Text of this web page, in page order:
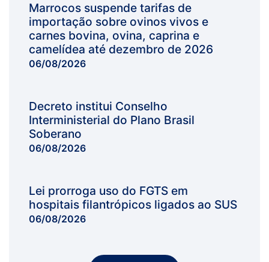
Marrocos suspende tarifas de
importação sobre ovinos vivos e
carnes bovina, ovina, caprina e
camelídea até dezembro de 2026
06/08/2026
Decreto institui Conselho
Interministerial do Plano Brasil
Soberano
06/08/2026
Lei prorroga uso do FGTS em
hospitais filantrópicos ligados ao SUS
06/08/2026